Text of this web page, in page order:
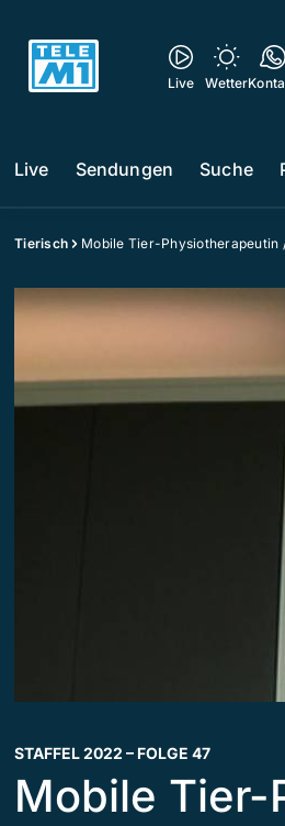
Live Wetter
Live Sendungen Suche
Tierisch Mobile Tier-Physiotherapeutin
STAFFEL 2022 – FOLGE 47
Mobile